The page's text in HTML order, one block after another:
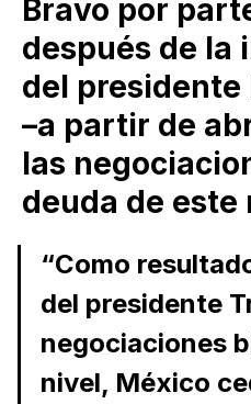
Bravo por
después de la
del presidente
–a partir de
las
deuda de este
“Como
del presidente
negociaciones
nivel, México